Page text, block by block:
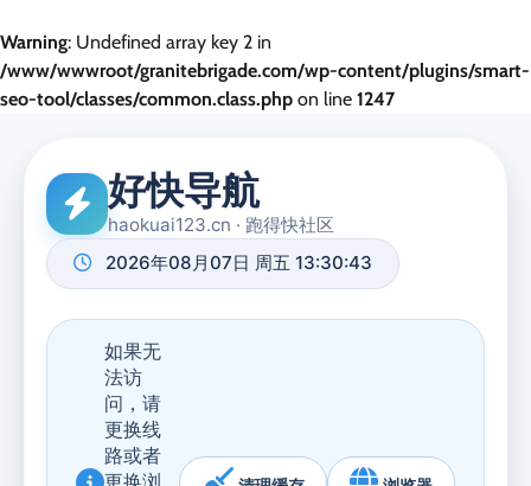
Warning: Undefined array key 2 in
/www/wwwroot/granitebrigade.com/wp-content/plugins/smart-
seo-tool/classes/common.class.php on line 1247